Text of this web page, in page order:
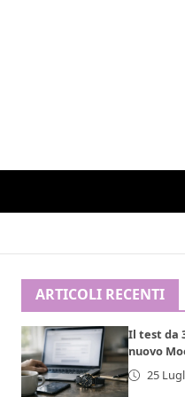
ARTICOLI RECENTI
Il test da
nuovo
25